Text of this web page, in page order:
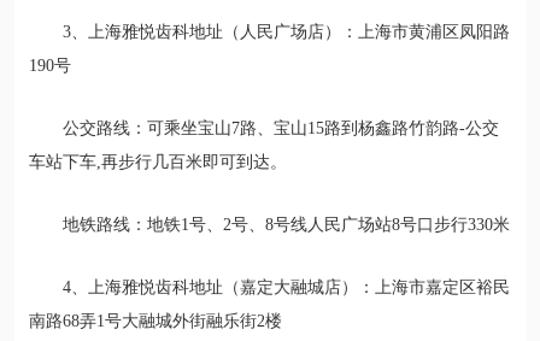
3、上海雅悦齿科地址（人民广场店）：上海市黄浦区凤阳路
190号
公交路线：可乘坐宝山7路、宝山15路到杨鑫路竹韵路-公交
车站下车,再步行几百米即可到达。
地铁路线： 地铁1号、2号、8号线人民广场站8号口步行330米
4、上海雅悦齿科地址（嘉定大融城店）：上海市嘉定区裕民
南路68弄1号大融城外街融乐街2楼